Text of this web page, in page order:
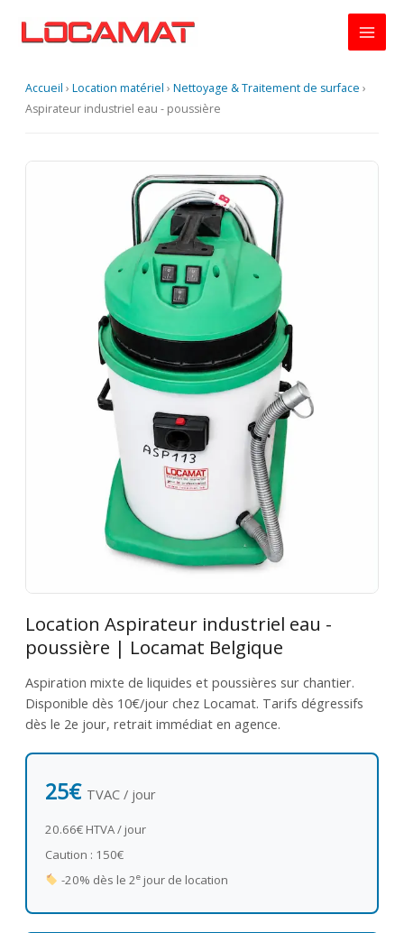
Accueil › Location matériel › Nettoyage & Traitement de surface ›
Aspirateur industriel eau - poussière
Location Aspirateur industriel eau -
poussière | Locamat Belgique
Aspiration mixte de liquides et poussières sur chantier.
Disponible dès 10€/jour chez Locamat. Tarifs dégressifs
dès le 2e jour, retrait immédiat en agence.
25€ TVAC / jour
20.66€ HTVA / jour
Caution : 150€
-20% dès le 2ejour de location